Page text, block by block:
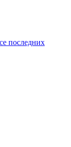
последних